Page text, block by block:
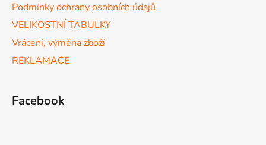
Podmínky ochrany osobních údajů
VELIKOSTNÍ TABULKY
Vrácení, výměna zboží
REKLAMACE
Facebook